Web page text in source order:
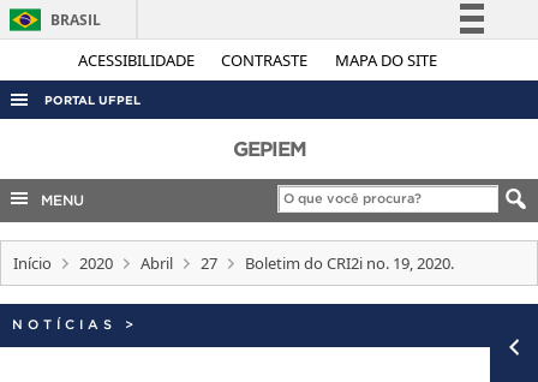
ACESSIBILIDADE CONTRASTE MAPA DO SITE
BRASIL
Simplifique!
Legislação
Canais
PORTAL UFPEL
AUDITORIA
COBALTO
CONCURSOS
EDITAIS
INTERNACIONAL
GEPIEM
MENU
Início 2020 Abril 27 Boletim do CRI2i no. 19, 2020.
NOTÍCIAS >